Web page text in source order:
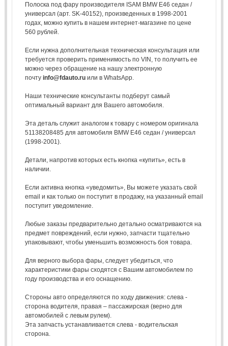
Полоска под фару производителя ISAM BMW E46 седан /
универсал (арт. SK-40152), произведенных в 1998-2001
годах, можно купить в нашем интернет-магазине по цене
560 рублей.
Если нужна дополнительная техническая консультация или
требуется проверить применимость по VIN, то получить ее
можно через обращение на нашу электронную
почту info@fdauto.ruили в WhatsApp.
Наши технические консультанты подберут самый
оптимальный вариант для Вашего автомобиля.
Эта деталь служит аналогом к товару с номером оригинала
51138208485 для автомобиля BMW E46 седан / универсал
(1998-2001).
Детали, напротив которых есть кнопка «купить», есть в
наличии.
Если активна кнопка «уведомить», Вы можете указать свой
email и как только он поступит в продажу, на указанный email
поступит уведомление.
Любые заказы предварительно детально осматриваются на
предмет повреждений, если нужно, запчасти тщательно
упаковывают, чтобы уменьшить возможность боя товара.
Для верного выбора фары, следует убедиться, что
характеристики фары сходятся с Вашим автомобилем по
году производства и его оснащению.
Стороны авто определяются по ходу движения: слева -
сторона водителя, правая – пассажирская (верно для
автомобилей с левым рулем).
Эта запчасть устанавливается слева - водительская
сторона.